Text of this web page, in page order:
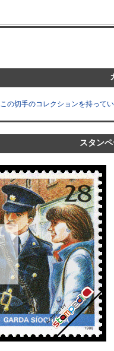
この切手のコレクションを持って
スタン